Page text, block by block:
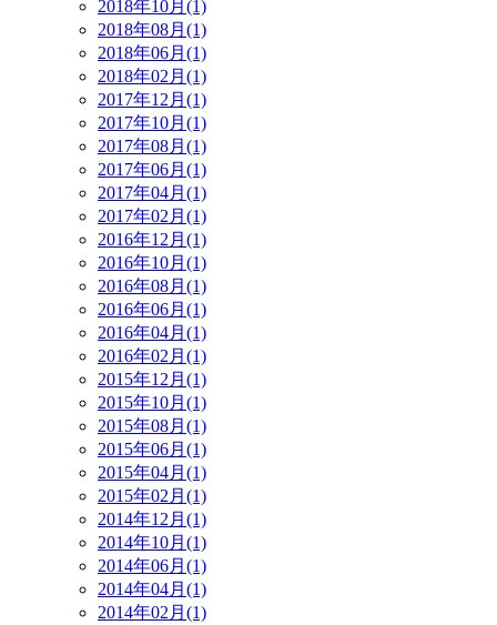
2018年10月(1)
2018年08月(1)
2018年06月(1)
2018年02月(1)
2017年12月(1)
2017年10月(1)
2017年08月(1)
2017年06月(1)
2017年04月(1)
2017年02月(1)
2016年12月(1)
2016年10月(1)
2016年08月(1)
2016年06月(1)
2016年04月(1)
2016年02月(1)
2015年12月(1)
2015年10月(1)
2015年08月(1)
2015年06月(1)
2015年04月(1)
2015年02月(1)
2014年12月(1)
2014年10月(1)
2014年06月(1)
2014年04月(1)
2014年02月(1)